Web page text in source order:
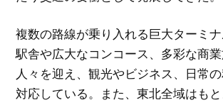
複数の路線が乗り入れる巨大ターミ
駅舎や広大なコンコース、多彩な商
人々を迎え、観光やビジネス、日常
対応している。また、東北全域はも